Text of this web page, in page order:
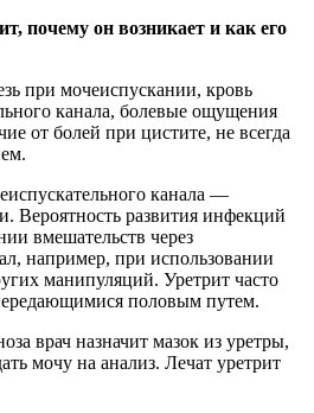
почему он возникает и как его
при мочеиспускании, кровь
канала, болевые ощущения
от болей при цистите, не всегда
канала —
Вероятность развития инфекций
вмешательств через
например, при использовании
манипуляций. Уретрит часто
половым путем.
врач назначит мазок из уретры,
мочу на анализ. Лечат уретрит